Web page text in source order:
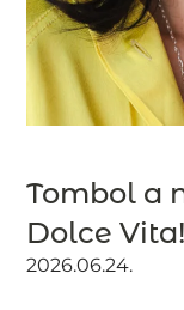
Tombol a
Dolce Vita!
2026.06.24.